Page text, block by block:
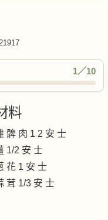
1／10
料
髀 肉 1 2 安 士
1/2 安 士
花 1 安 士
茸 1/3 安 士